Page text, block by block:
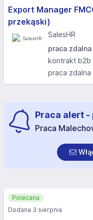
Export Manager
przekąski)
SalesHR
praca zdalna
kontrakt b2b
praca zdalna
Praca alert
Praca
Polecana
Dodana 3 sierpnia